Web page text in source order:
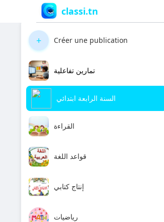
classi.tn
+ Créer une publication
تمارين تفاعلية
السنة الرابعة ابتدائي
القراءة
قواعد اللغة
إنتاج كتابي
رياضيات